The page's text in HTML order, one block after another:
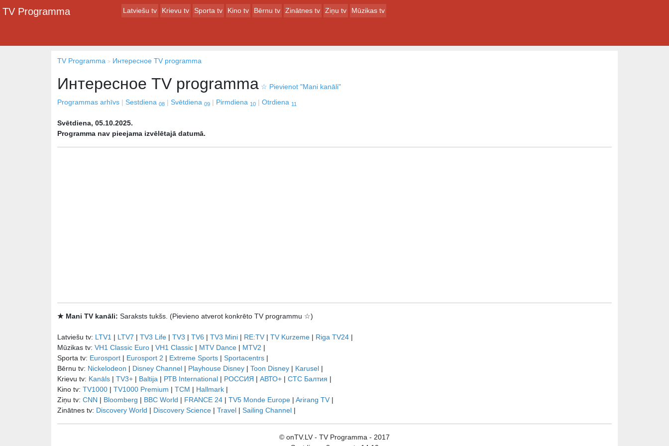
TV Programma Latviešu tv Krievu tv Sporta tv Kino tv Bērnu tv Zinātnes tv Ziņu tv Mūzikas tv
TV Programma Интересное TV programma
Интересное TV programma ☆ Pievienot "Mani kanāli"
Programmas arhīvs
Sestdiena 08 Svētdiena 09 Pirmdiena 10 Otrdiena 11
Svētdiena, 05.10.2025.
Programma nav pieejama izvēlētajā datumā.
★ Mani TV kanāli: Saraksts tukšs. (Pievieno atverot konkrēto TV programmu ☆)
Latviešu tv: LTV1 | LTV7 | TV3 Life | TV3 | TV6 | TV3 Mini | RE:TV | TV Kurzeme | Riga TV24 |
Mūzikas tv: VH1 Classic Euro | VH1 Classic | MTV Dance | MTV2 |
Sporta tv: Eurosport | Eurosport 2 | Extreme Sports | Sportacentrs |
Bērnu tv: Nickelodeon | Disney Channel | Playhouse Disney | Toon Disney | Karusel |
Krievu tv: Kanāls | TV3+ | Baltija | РТB International | РОССИЯ | АВТО+ | СТС Балтия |
Kino tv: TV1000 | TV1000 Premium | TCM | Hallmark |
Ziņu tv: CNN | Bloomberg | BBC World | FRANCE 24 | TV5 Monde Europe | Arirang TV |
Zinātnes tv: Discovery World | Discovery Science | Travel | Sailing Channel |
© onTV.LV - TV Programma - 2017